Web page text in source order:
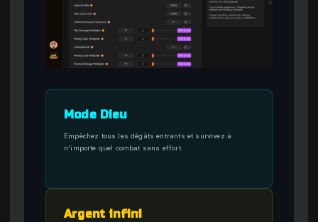
Mode Dieu
Empêchez tous les dégâts entrants et survivez à
n’importe quel combat sans effort.
Argent infini